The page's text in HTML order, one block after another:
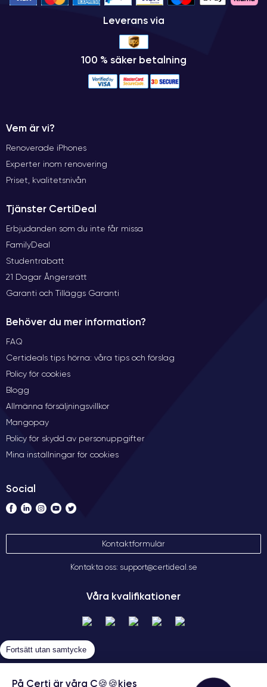
Leverans via
100 % säker betalning
Vem är vi?
Renoverade iPhones
Experter inom renovering
Priset, kvalitetsnivån
Tjänster CertiDeal
Erbjudanden som du inte får missa
FamilyDeal
Studentrabatt
21 Dagar Ångersrätt
Garanti och Tilläggs Garanti
Behöver du mer information?
FAQ
Certideals tips hörna: våra tips och förslag
Policy för cookies
Blogg
Allmänna försäljningsvillkor
Mangopay
Policy för skydd av personuppgifter
Mina inställningar för cookies
Social
Kontaktformulär
Kontakta oss: support@certideal.se
Våra kvalifikationer
Fortsätt utan samtycke
På Certi är våra C🍪🍪kies